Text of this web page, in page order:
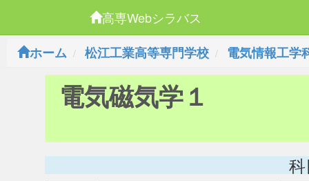
高専Webシラバス
ホーム
松江工業高等専門学校 電気情報工学
電気磁気学１